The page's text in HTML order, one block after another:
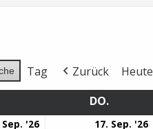
Tag Zurück Heute
DO.
Sep. '26 17. Sep. '26